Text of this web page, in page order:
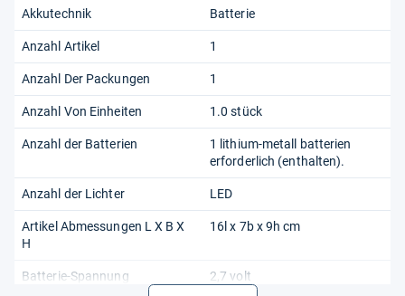
Akkutechnik Batterie
Anzahl Artikel 1
Anzahl Der Packungen 1
Anzahl Von Einheiten 1.0 stück
Anzahl der Batterien
1 lithium-metall batterien
erforderlich (enthalten).
Anzahl der Lichter LED
Artikel Abmessungen L X B X
H
16l x 7b x 9h cm
Batterie-Spannung 2,7 volt